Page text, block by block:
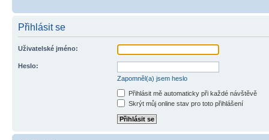
Přihlásit se
Uživatelské jméno:
Heslo:
Zapomněl(a) jsem heslo
Přihlásit mě automaticky při každé návštěvě
Skrýt můj online stav pro toto přihlášení